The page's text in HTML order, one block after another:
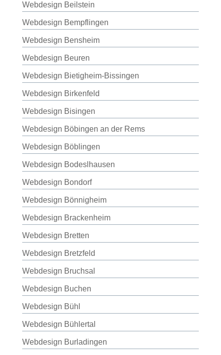
Webdesign Beilstein
Webdesign Bempflingen
Webdesign Bensheim
Webdesign Beuren
Webdesign Bietigheim-Bissingen
Webdesign Birkenfeld
Webdesign Bisingen
Webdesign Böbingen an der Rems
Webdesign Böblingen
Webdesign Bodeslhausen
Webdesign Bondorf
Webdesign Bönnigheim
Webdesign Brackenheim
Webdesign Bretten
Webdesign Bretzfeld
Webdesign Bruchsal
Webdesign Buchen
Webdesign Bühl
Webdesign Bühlertal
Webdesign Burladingen